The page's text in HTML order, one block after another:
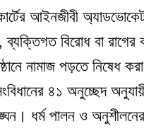
আইনজীবী
বিরোধ বা রাগের
নামাজ পড়তে নিষেধ করা
৪১ অনুচ্ছেদ
ধর্ম পালন ও